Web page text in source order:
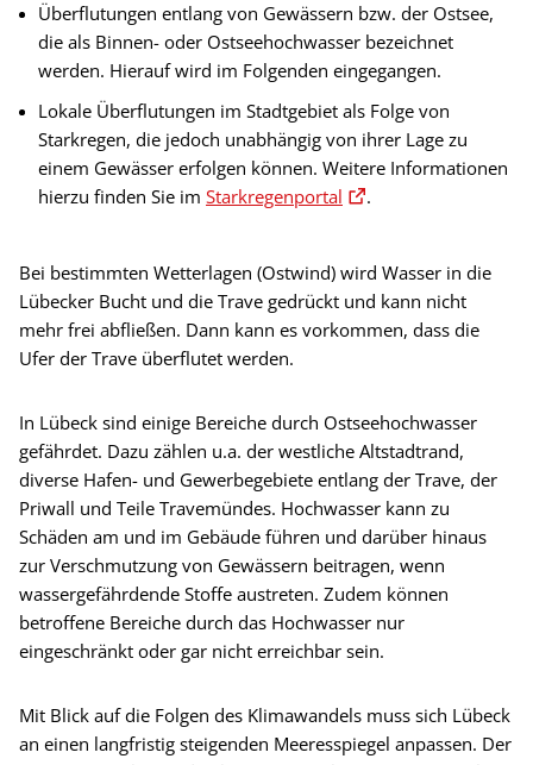
Überflutungen entlang von Gewässern bzw. der Ostsee,
die als Binnen- oder Ostseehochwasser bezeichnet
werden. Hierauf wird im Folgenden eingegangen.
Lokale Überflutungen im Stadtgebiet als Folge von
Starkregen, die jedoch unabhängig von ihrer Lage zu
einem Gewässer erfolgen können. Weitere Informationen
hierzu finden Sie im Starkregenportal .
Bei bestimmten Wetterlagen (Ostwind) wird Wasser in die
Lübecker Bucht und die Trave gedrückt und kann nicht
mehr frei abfließen. Dann kann es vorkommen, dass die
Ufer der Trave überflutet werden.
In Lübeck sind einige Bereiche durch Ostseehochwasser
gefährdet. Dazu zählen u.a. der westliche Altstadtrand,
diverse Hafen- und Gewerbegebiete entlang der Trave, der
Priwall und Teile Travemündes. Hochwasser kann zu
Schäden am und im Gebäude führen und darüber hinaus
zur Verschmutzung von Gewässern beitragen, wenn
wassergefährdende Stoffe austreten. Zudem können
betroffene Bereiche durch das Hochwasser nur
eingeschränkt oder gar nicht erreichbar sein.
Mit Blick auf die Folgen des Klimawandels muss sich Lübeck
an einen langfristig steigenden Meeresspiegel anpassen. Der